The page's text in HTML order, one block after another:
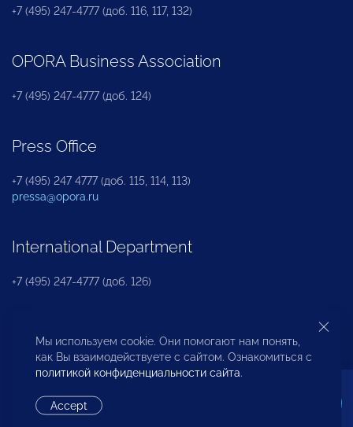
+7 (495) 247-4777 (доб. 116, 117, 132)
OPORA Business Association
+7 (495) 247-4777 (доб. 124)
Press Office
+7 (495) 247 4777 (доб. 115, 114, 113)
pressa@opora.ru
International Department
+7 (495) 247-4777 (доб. 126)
Business and Investment Rights Protection
Department
Мы используем cookie. Они помогают нам понять,
как Вы взаимодействуете с сайтом. Ознакомиться с
политикой конфиденциальности сайта.
Accept